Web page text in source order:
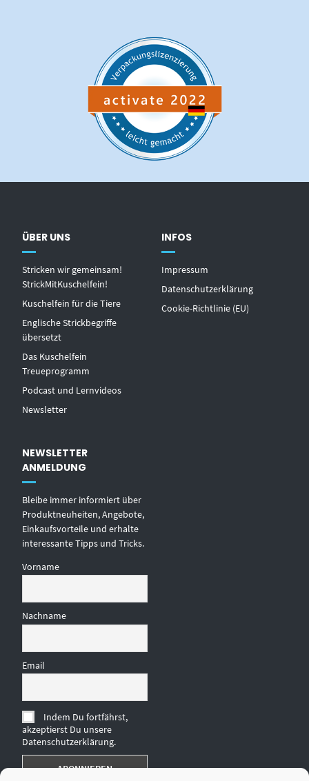
ÜBER UNS
Stricken wir gemeinsam!
StrickMitKuschelfein!
Kuschelfein für die Tiere
Englische Strickbegriffe
übersetzt
Das Kuschelfein
Treueprogramm
Podcast und Lernvideos
Newsletter
INFOS
Impressum
Datenschutzerklärung
Cookie-Richtlinie (EU)
NEWSLETTER
ANMELDUNG
Bleibe immer informiert über
Produktneuheiten, Angebote,
Einkaufsvorteile und erhalte
interessante Tipps und Tricks.
Vorname
Nachname
Email
Indem Du fortfährst,
akzeptierst Du unsere
Datenschutzerklärung.